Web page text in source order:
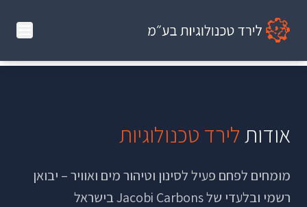
אודותלירד טכנולוגיות
מומחים לפחם פעיל לסינון וטיהור מים ואוויר – יבואן
רשמי ובלעדי של Jacobi Carbons בישראל